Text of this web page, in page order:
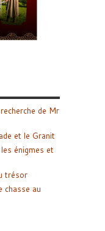
de Mr
et le Granit
énigmes et
trésor
chasse au